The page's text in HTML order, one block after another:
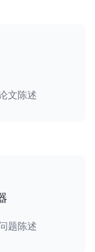
文陈述
题陈述